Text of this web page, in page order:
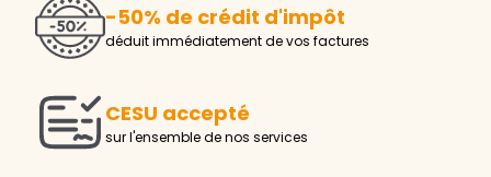
-50% de crédit d'impôt
déduit immédiatement de vos factures
CESU accepté
sur l'ensemble de nos services